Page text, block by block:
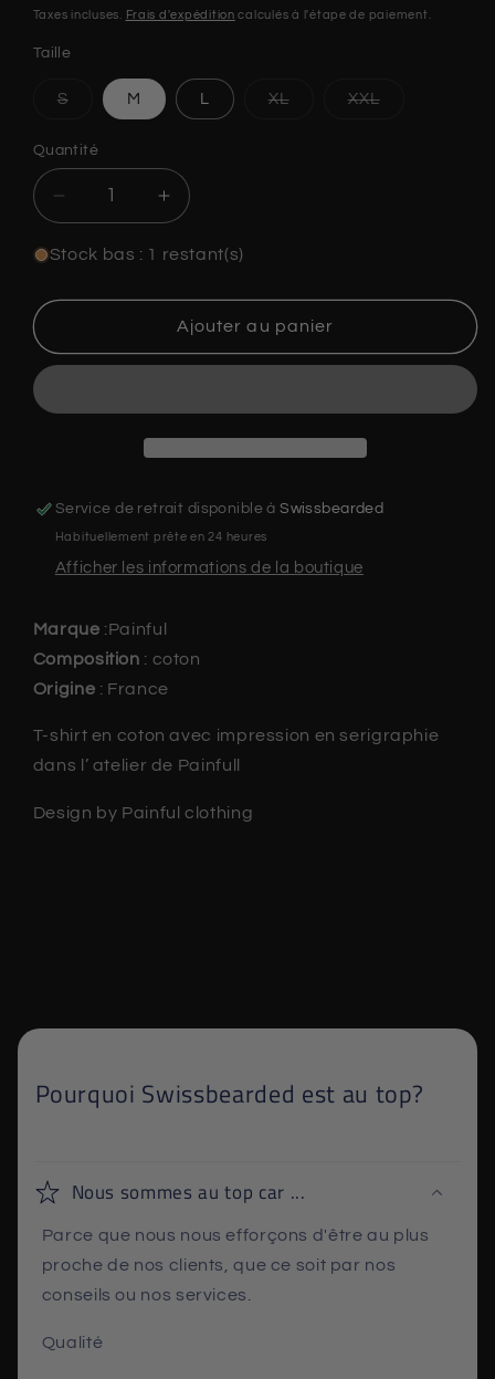
habituel
Taxes incluses. Frais d'expédition calculés à l'étape de paiement.
Taille
SVariante
épuisée
indisponible
M XLVarianteXXLVariante
Quantité
Quantité
Réduire
la
quantité
T-
Obscurity
Augmenter
la
quantité
T-
shirt
Obscurity
Stock bas : 1 restant(s)
Ajouter au panier
Service de retrait disponible àSwissbearded
Habituellement prête en 24 heures
Afficher les informations de la boutique
Marque :Painful
Composition : coton
Origine : France
T-shirt en coton avec impression en serigraphie
dans l’ atelier de Painfull
Design by Painful clothing
Pourquoi Swissbearded est au top?
Nous sommes au top car ...
Parce que nous nous efforçons d'être au plus
proche de nos clients, que ce soit par nos
conseils ou nos services.
Qualité